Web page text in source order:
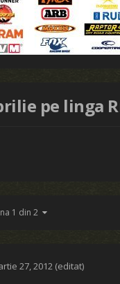
pe linga
1 din 2
27, 2012 (editat)